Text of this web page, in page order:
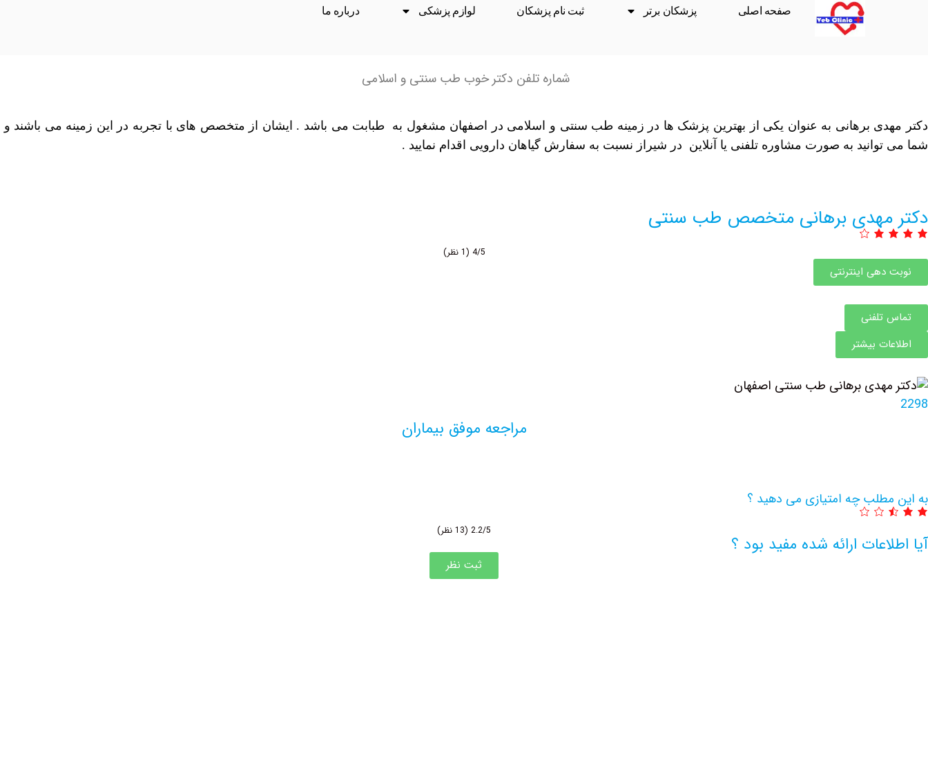
صفحه اصلی پزشکان برتر ثبت نام پزشکان لوازم پزشکی درباره ما
شماره تلفن دکتر خوب طب سنتی و اسلامی
دکتر مهدی برهانی به عنوان یکی از بهترین پزشک ها در زمینه طب سنتی و اسلامی در اصفهان مشغول به طبابت می باشد . ایشان از متخصص های با تجربه در این زمینه می باشند و
شما می توانید به صورت مشاوره تلفنی یا آنلاین در شیراز نسبت به سفارش گیاهان دارویی اقدام نمایید .
دکتر مهدی برهانی متخصص طب سنتی
4/5 (1 نظر)
نوبت دهی اینترنتی
تماس تلفنی
اطلاعات بیشتر
2298
مراجعه موفق بیماران
به این مطلب چه امتیازی می دهید ؟
2.2/5 (13 نظر)
آیا اطلاعات ارائه شده مفید بود ؟
ثبت نظر